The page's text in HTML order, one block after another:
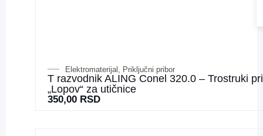
Elektromaterijal Priključni pribor
T razvodnik ALING Conel 320.0 – Trostruki
„Lopov“ za utičnice
350,00 RSD